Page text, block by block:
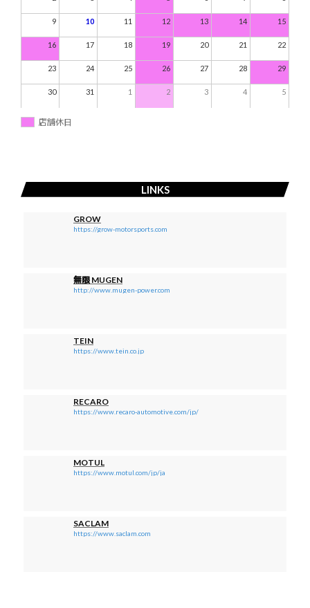
9 10 11 12 13 14 15
16 17 18 19 20 21 22
23 24 25 26 27 28 29
30 31 1 2 3 4 5
店舗休日
LINKS
GROW
https://grow-motorsports.com
無限 MUGEN
http://www.mugen-power.com
TEIN
https://www.tein.co.jp
RECARO
https://www.recaro-automotive.com/jp/
MOTUL
https://www.motul.com/jp/ja
SACLAM
https://www.saclam.com